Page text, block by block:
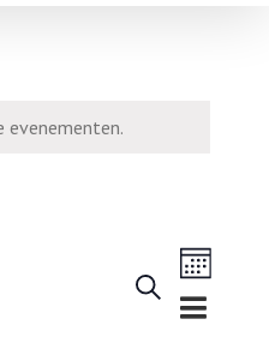
evenementen.
Evenementen
Zoeken
navigatie
Maand